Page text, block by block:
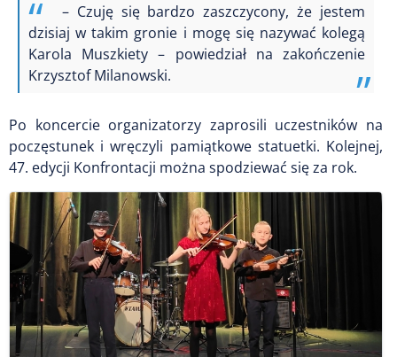
– Czuję się bardzo zaszczycony, że jestem
dzisiaj w takim gronie i mogę się nazywać kolegą
Karola Muszkiety – powiedział na zakończenie
Krzysztof Milanowski.
Po koncercie organizatorzy zaprosili uczestników na
poczęstunek i wręczyli pamiątkowe statuetki. Kolejnej,
47. edycji Konfrontacji można spodziewać się za rok.